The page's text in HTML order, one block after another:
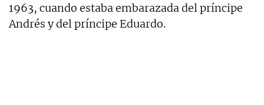
1963, cuando estaba embarazada del príncipe
Andrés y del príncipe Eduardo.